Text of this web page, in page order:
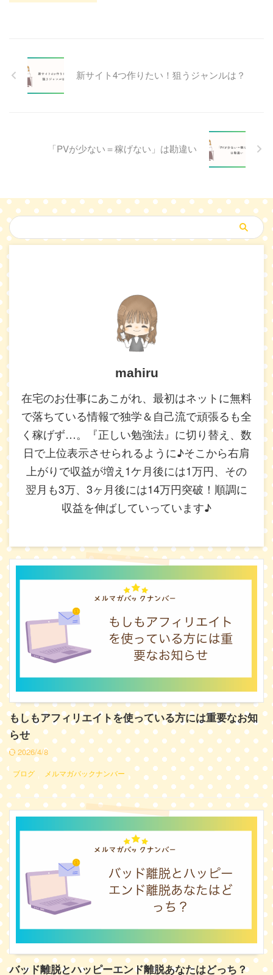
新サイト4つ作りたい！狙うジャンルは？
「PVが少ない＝稼げない」は勘違い
mahiru
在宅のお仕事にあこがれ、最初はネットに無料
で落ちている情報で独学＆自己流で頑張るも全
く稼げず…。『正しい勉強法』に切り替え、数
日で上位表示させられるように♪そこから右肩
上がりで収益が増え1ケ月後には1万円、その
翌月も3万、3ヶ月後には14万円突破！順調に
収益を伸ばしていっています♪
もしもアフィリエイトを使っている方には重要なお知
らせ
2026/4/8
ブログ メルマガバックナンバー
バッド離脱とハッピーエンド離脱あなたはどっち？